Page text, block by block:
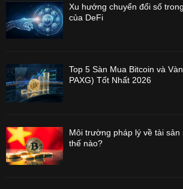
Xu hướng chuyển đổi số
của DeFi
Top 5 Sàn Mua Bitcoin và
PAXG) Tốt Nhất 2026
Môi trường pháp lý về tài
thế nào?